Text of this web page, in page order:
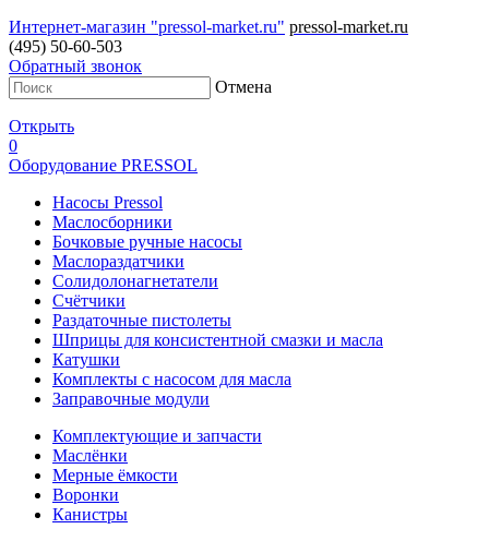
Интернет-магазин "pressol-market.ru" pressol-market.ru
(495) 50-60-503
Обратный звонок
Отмена
Открыть
0
Оборудование PRESSOL
Насосы Pressol
Маслосборники
Бочковые ручные насосы
Маслораздатчики
Солидолонагнетатели
Счётчики
Раздаточные пистолеты
Шприцы для консистентной смазки и масла
Катушки
Комплекты с насосом для масла
Заправочные модули
Комплектующие и запчасти
Маслёнки
Мерные ёмкости
Воронки
Канистры